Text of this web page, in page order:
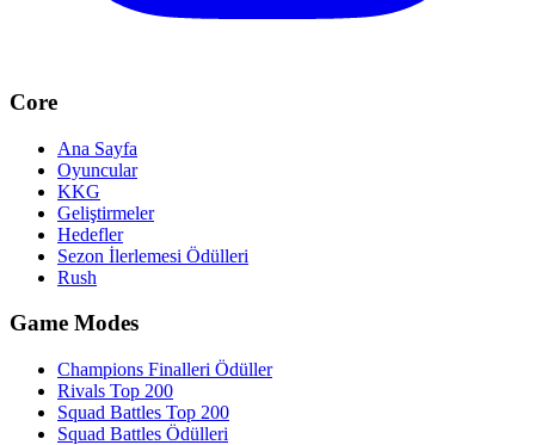
Core
Ana Sayfa
Oyuncular
KKG
Geliştirmeler
Hedefler
Sezon İlerlemesi Ödülleri
Rush
Game Modes
Champions Finalleri Ödüller
Rivals Top 200
Squad Battles Top 200
Squad Battles Ödülleri